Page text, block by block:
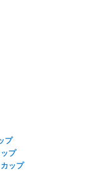
プ
プ
ップ